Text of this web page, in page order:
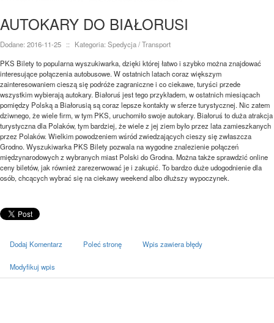
AUTOKARY DO BIAŁORUSI
Dodane: 2016-11-25 ::
Kategoria: Spedycja / Transport
PKS Bilety to popularna wyszukiwarka, dzięki której łatwo i szybko można znajdować
interesujące połączenia autobusowe. W ostatnich latach coraz większym
zainteresowaniem cieszą się podróże zagraniczne i co ciekawe, turyści przede
wszystkim wybierają autokary. Białoruś jest tego przykładem, w ostatnich miesiącach
pomiędzy Polską a Białorusią są coraz lepsze kontakty w sferze turystycznej. Nic zatem
dziwnego, że wiele firm, w tym PKS, uruchomiło swoje autokary. Białoruś to duża atrakcja
turystyczna dla Polaków, tym bardziej, że wiele z jej ziem było przez lata zamieszkanych
przez Polaków. Wielkim powodzeniem wśród zwiedzających cieszy się zwłaszcza
Grodno. Wyszukiwarka PKS Bilety pozwala na wygodne znalezienie połączeń
międzynarodowych z wybranych miast Polski do Grodna. Można także sprawdzić online
ceny biletów, jak również zarezerwować je i zakupić. To bardzo duże udogodnienie dla
osób, chcących wybrać się na ciekawy weekend albo dłuższy wypoczynek.
Dodaj Komentarz Poleć stronę Wpis zawiera błędy
Modyfikuj wpis